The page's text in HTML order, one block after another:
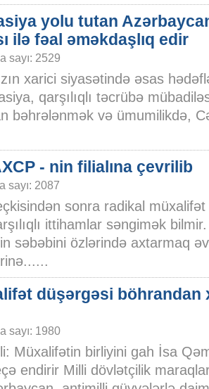
yolu tutan
ilə fəal əməkdaşlıq edir
sayı: 2529
xarici siyasətində əsas
qarşılıqlı təcrübə
bəhrələnmək və ümumilikdə,
- nin filialına çevrilib
sayı: 2087
sonra radikal müxalifət
ittihamlar səngimək
səbəbini özlərində axtarmaq
düşərgəsi böhrandan
sayı: 1980
Müxalifətin birliyini gah İsa
endirir Milli dövlətçilik